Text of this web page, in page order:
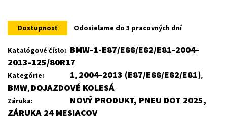
was:
168 €.
is:
143 €.
Dostupnosť Odosielame do 3 pracovných dní
Katalógové číslo: BMW-1-E87/E88/E82/E81-2004-
2013-125/80R17
Kategórie: 1, 2004-2013 (E87/E88/E82/E81),
BMW, DOJAZDOVÉ KOLESÁ
Záruka:
NOVÝ PRODUKT, PNEU DOT 2025,
ZÁRUKA 24 MESIACOV